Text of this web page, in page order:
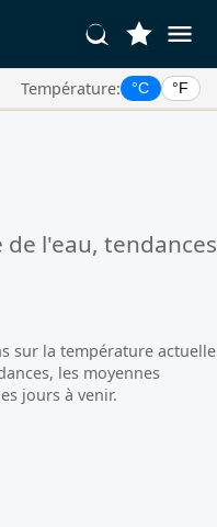
Température: °C °F
l'eau, tendances
sur la température actuelle
les moyennes
jours à venir.